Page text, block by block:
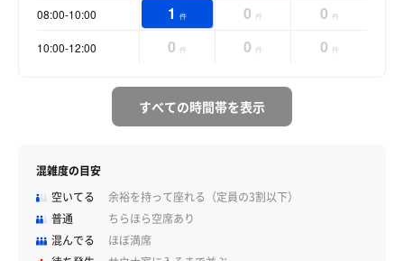
08:00-10:00 1 件 0 件 0 件
10:00-12:00 0 件 0 件 0 件
すべての時間帯を表示
混雑度の目安
空いてる
余裕を持って座れる（定員の3割以下）
普通
ちらほら空席あり
混んでる
ほぼ満席